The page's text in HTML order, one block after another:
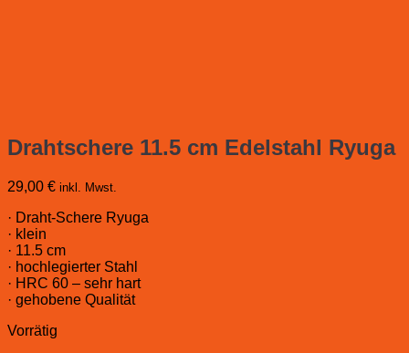
Drahtschere 11.5 cm Edelstahl Ryuga
29,00 € inkl. Mwst.
· Draht-Schere Ryuga
· klein
· 11.5 cm
· hochlegierter Stahl
· HRC 60 – sehr hart
· gehobene Qualität
Vorrätig